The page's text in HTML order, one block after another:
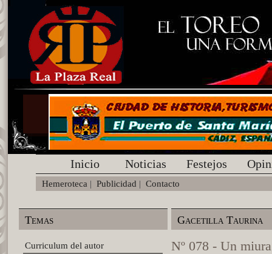
Inicio Noticias Festejos
Hemeroteca | Publicidad | Contacto
Temas
Curriculum del autor
Gacetilla Taurina
Nº 078 - Un